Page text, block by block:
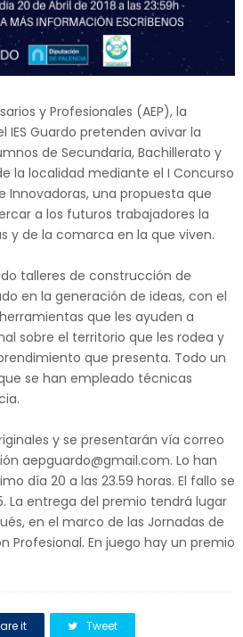
y Profesionales (AEP), la
IES Guardo pretenden avivar la
de Secundaria, Bachillerato y
la localidad mediante el I Concurso
Innovadoras, una propuesta que
a los futuros trabajadores la
y de la comarca en la que viven.
talleres de construcción de
en la generación de ideas, con el
que les ayuden a
sobre el territorio que les rodea y
que presenta. Todo un
se han empleado técnicas
y se presentarán vía correo
aepguardo@gmail.com. Lo han
día 20 a las 23.59 horas. El fallo se
La entrega del premio tendrá lugar
en el marco de las Jornadas de
Profesional. En juego hay un premio
it Tweet